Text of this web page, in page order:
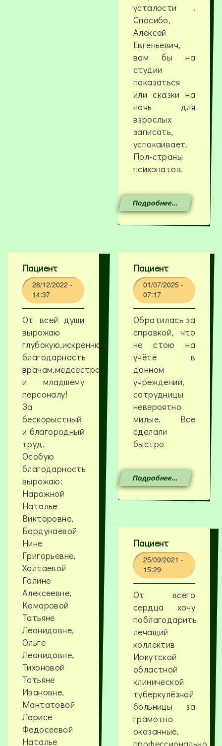
усталости .
Спасибо,
Алексей
Евгеньевич,
вам бы на
студии
показаться
или сказки на
ночь для
взрослых
записать,
успокаивает.
Пол-страны
психопатов.
Подробнее...
Пациент
28/12/2022 -
14:37
От всей души
вырожаю
глубокую,искреннюю
благодарность
врачам,медсестра
и младшему
персоналу!
За
бескорыстный
и благородный
труд.
Особую
благодарность
вырожаю:
Нарожной
Наталье
Викторовне,
Бардунаевой
Нине
Григорьевне,
Халтаевой
Галине
Алексеевне,
Комаровой
Татьяне
Леонидовне,
Ольге
Леонидовне,
Тихоновой
Татьяне
Ивановне,
Мантатовой
Ларисе
Федосеевой
Наталье
Пациент
01/07/2025 -
07:17
Обратилась за
справкой, что
не стою на
учёте в
данном
учреждении,
сотрудницы
невероятно
милые. Все
сделали
быстро
Подробнее...
Пациент
25/09/2021 -
15:29
От всего
сердца хочу
поблагодарить
лечащий
коллектив
Иркутской
областной
клинической
туберкулёзной
больницы за
грамотно
оказанные,
профессионально